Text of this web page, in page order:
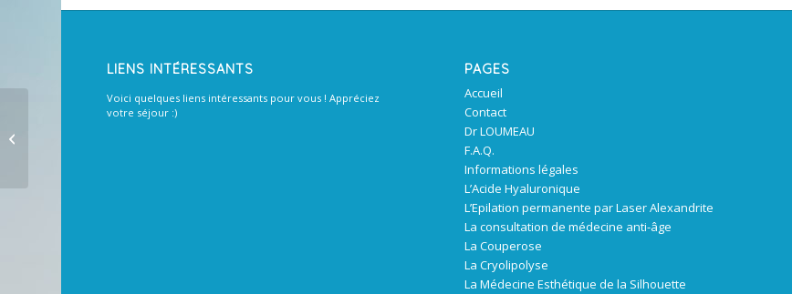
LIENS INTÉRESSANTS
Voici quelques liens intéressants pour vous ! Appréciez
votre séjour :)
PAGES
Accueil
Contact
Dr LOUMEAU
F.A.Q.
Informations légales
L’Acide Hyaluronique
L’Epilation permanente par Laser Alexandrite
La consultation de médecine anti-âge
La Couperose
La Cryolipolyse
La Médecine Esthétique de la Silhouette